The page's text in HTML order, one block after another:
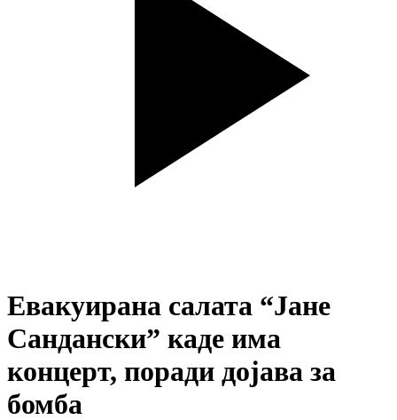
Евакуирана салата “Јане
Сандански” каде има
концерт, поради дојава за
бомба